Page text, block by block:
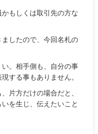
もしくは取引先の方な
したので、今回名札の
。相手側も、自分の事
する事もありません。
片方だけの場合だと、
を生じ、伝えたいこと